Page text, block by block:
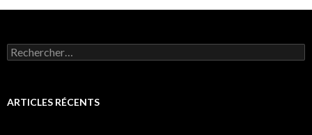
Rechercher :
ARTICLES RÉCENTS